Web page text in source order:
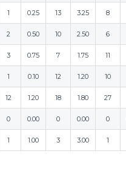
1 0.25 13 3.25 8
2 0.50 10 2.50 6
3 0.75 7 1.75 11
1 0.10 12 1.20 10
12 1.20 18 1.80 27
0 0.00 0 0.00 0
1 1.00 3 3.00 1